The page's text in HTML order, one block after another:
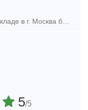
Предлагаем по наличию на нашем складе в г. Москва башмак 1G 915 мм 14Y3211360 для Komatsu D65PX12 Цена: 3 600 руб. (с НДС) / шт. Производство KYT, Корея Каталожные номера 14Y320111
5/5